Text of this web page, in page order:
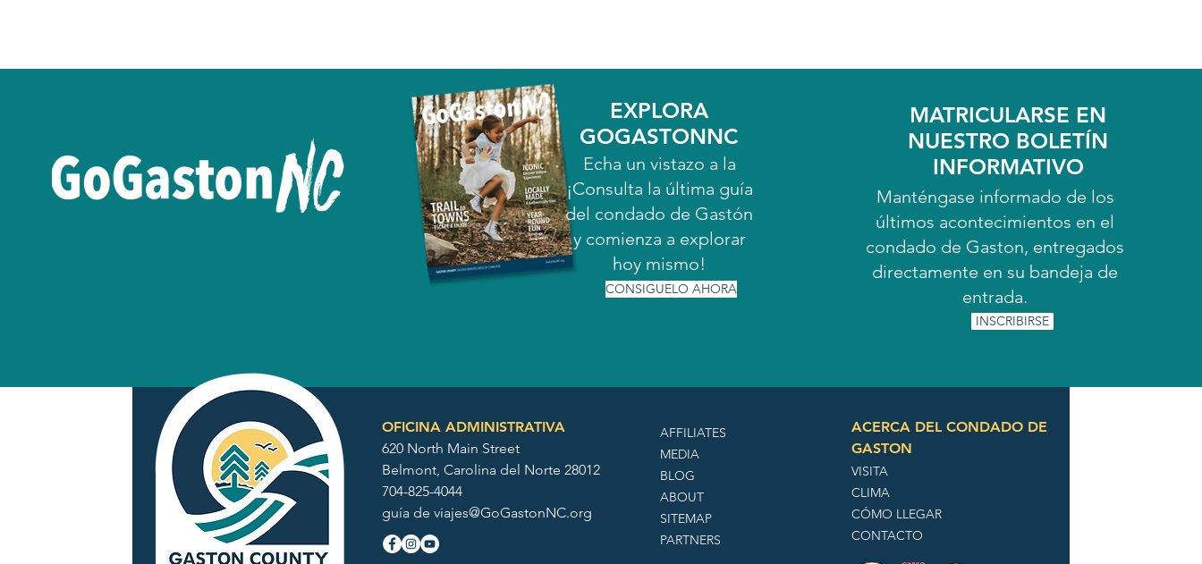
EXPLORA
GOGASTONNC
Echa un vistazo a la
¡Consulta la última guía
del condado de Gastón
y comienza a explorar
hoy mismo!
CONSIGUELO AHORA
MATRICULARSE EN
NUESTRO BOLETÍN
INFORMATIVO
Manténgase informado de los
últimos acontecimientos en el
condado de Gaston, entregados
directamente en su bandeja de
entrada.
INSCRIBIRSE
OFICINA ADMINISTRATIVA
620 North Main Street
Belmont, Carolina del Norte 28012
704-825-4044
guía de viajes@GoGastonNC.org
AFFILIATES
MEDIA
BLOG
ABOUT
SITEMAP
PARTNERS
ACERCA DEL CONDADO DE
GASTON
VISITA
CLIMA
CÓMO LLEGAR
CONTACTO